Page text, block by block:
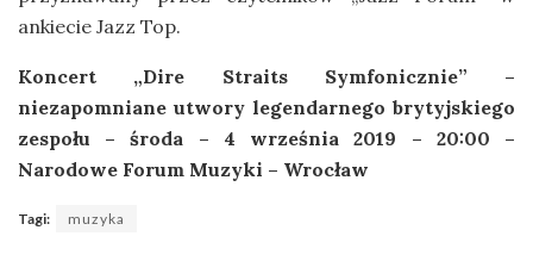
ankiecie Jazz Top.
Koncert „Dire Straits Symfonicznie” –
niezapomniane utwory legendarnego brytyjskiego
zespołu – środa – 4 września 2019 – 20:00 –
Narodowe Forum Muzyki – Wrocław
Tagi: muzyka